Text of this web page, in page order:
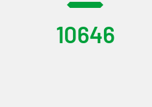
10646